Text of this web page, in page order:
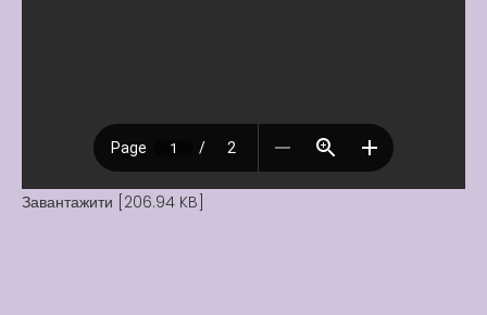
Завантажити [206.94 KB]